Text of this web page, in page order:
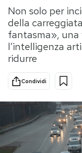
Tecnologia
Internet
Scienza
Cultura
Sport
PODCAST
Non solo per
della
fantasma», una
l’intelligenza
ridurre
Condividi